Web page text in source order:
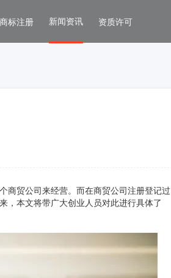
商标注册 新闻资讯 资质许可
商贸公司来经营。而在商贸公司注册登记过
，本文将带广大创业人员对此进行具体了